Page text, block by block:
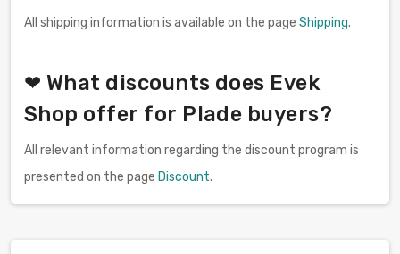
All shipping information is available on the page Shipping.
❤ What discounts does Evek
Shop offer for Plade buyers?
All relevant information regarding the discount program is
presented on the page Discount.